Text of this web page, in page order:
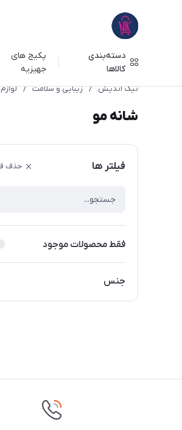
دسته‌بندی
کالاها
پکیج های
جهیزیه
نیک اندیش / زیبایی و سلامت /
شانه مو
فیلتر ها حذف
فقط محصولات موجود
جنس
پلاستيک